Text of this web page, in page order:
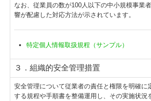
なお、従業員の数が100人以下の中小規模事業
響が配慮した対応方法が示されています。
特定個人情報取扱規程（サンプル）
３．組織的安全管理措置
安全管理について従業者の責任と権限を明確に
する規程や手順書を整備運用し、その実施状況